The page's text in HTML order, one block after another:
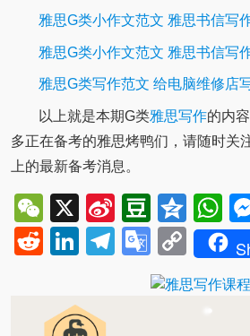
雅思G类小作文范文 雅思书信写
雅思G类小作文范文 雅思书信写
雅思G类写作范文 给电脑维修店
以上就是本期G类雅思写作的内
多正在备考的雅思烤鸭们，请随时关
上的最新备考消息。
WeChat
X
Sina
Weibo
RedditLinkedIn
Telegram
Google
Link